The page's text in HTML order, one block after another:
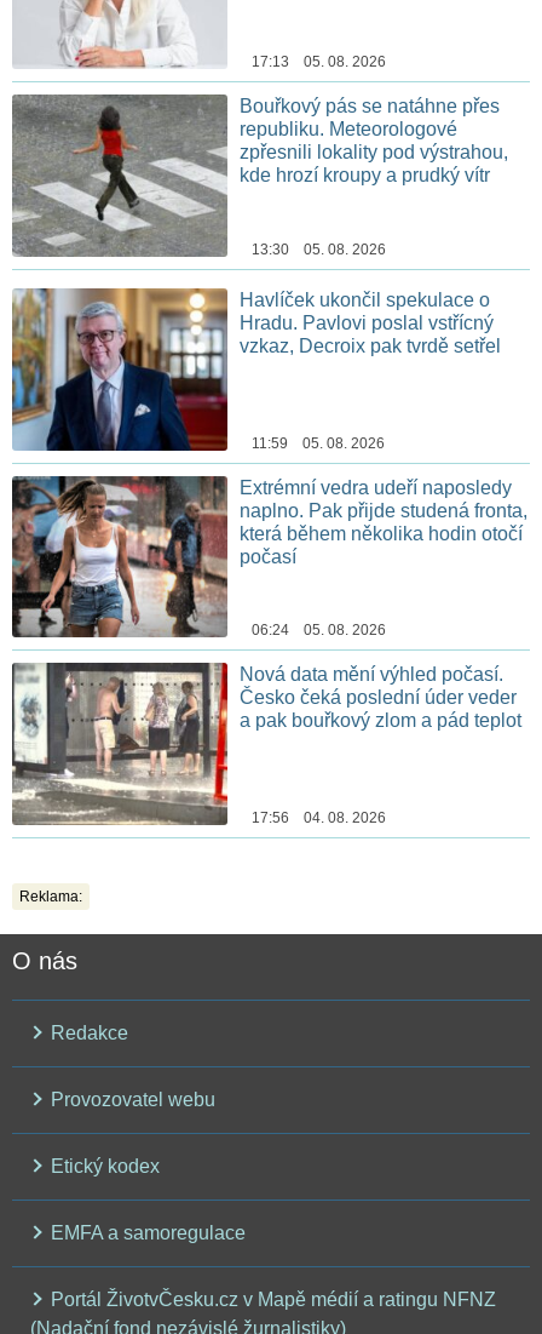
17:13 05. 08. 2026
Bouřkový pás se natáhne přes
republiku. Meteorologové
zpřesnili lokality pod výstrahou,
kde hrozí kroupy a prudký vítr
13:30 05. 08. 2026
Havlíček ukončil spekulace o
Hradu. Pavlovi poslal vstřícný
vzkaz, Decroix pak tvrdě setřel
11:59 05. 08. 2026
Extrémní vedra udeří naposledy
naplno. Pak přijde studená fronta,
která během několika hodin otočí
počasí
06:24 05. 08. 2026
Nová data mění výhled počasí.
Česko čeká poslední úder veder
a pak bouřkový zlom a pád teplot
17:56 04. 08. 2026
Reklama:
O nás
Redakce
Provozovatel webu
Etický kodex
EMFA a samoregulace
Portál ŽivotvČesku.cz v Mapě médií a ratingu NFNZ
(Nadační fond nezávislé žurnalistiky)